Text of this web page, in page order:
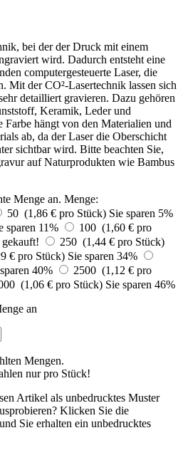
bei der der Druck mit einem
wird. Dadurch entsteht eine
computergesteuerte Laser, die
Mit der CO²-Lasertechnik lassen sich
detailliert gravieren. Dazu gehören
Keramik, Leder und
Farbe hängt von den Materialien und
ab, da der Laser die Oberschicht
sichtbar wird. Bitte beachten Sie,
auf Naturprodukten wie Bambus
Menge an. Menge:
50 (1,86 € pro Stück) Sie sparen 5%
sparen 11%
100 (1,60 € pro
250 (1,44 € pro Stück)
€ pro Stück) Sie sparen 34%
40%
2500 (1,12 € pro
(1,06 € pro Stück) Sie sparen 46%
an
Mengen.
nurpro Stück!
Artikel als unbedrucktes Muster
Klicken Sie die
Sie erhalten ein unbedrucktes